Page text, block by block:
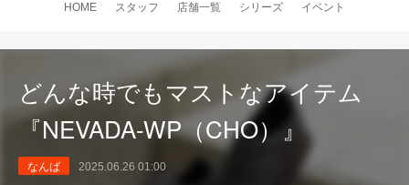
HOME スタッフ 店舗一覧 シリーズ イベント
どんな時でもマストなアイテム
『NEVADA-WP（CHO）』
なんば 2025.06.26 01:00